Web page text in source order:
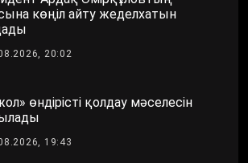
көңіл айту жеделхатын
20:02
өндірісті қолдау мәселесін
19:43